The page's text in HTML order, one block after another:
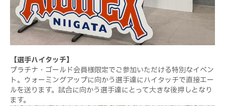
【選手ハイタッチ】
プラチナ・ゴールド会員様限定でご参加いただける特別なイベン
ト。ウォーミングアップに向かう選手達にハイタッチで直接エー
ルを送ります。試合に向かう選手達にとって大きな後押しとなり
ます。